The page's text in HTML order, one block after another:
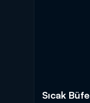
Sıcak Büfe